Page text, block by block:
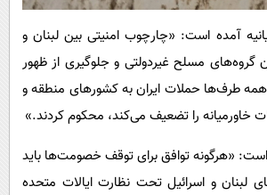
آمده است: «چارچوب امنیتی بین لبنان و
گروه‌های مسلح غیردولتی و جلوگیری از ظهور
طرف‌ها حملات ایران به کشورهای منطقه و
خاورمیانه را تضعیف می‌کند، محکوم کردند.»
«هرگونه توافق برای توقف خصومت‌ها باید
لبنان و اسرائیل تحت نظارت ایالات متحده